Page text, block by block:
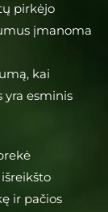
pirkėjo
įmanoma
kai
yra esminis
ir pačios